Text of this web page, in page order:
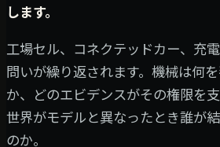
します。
工場セル、コネクテッドカー、充
問いが繰り返されます。機械は何
か、どのエビデンスがその権限を
世界がモデルと異なったとき誰が
のか。